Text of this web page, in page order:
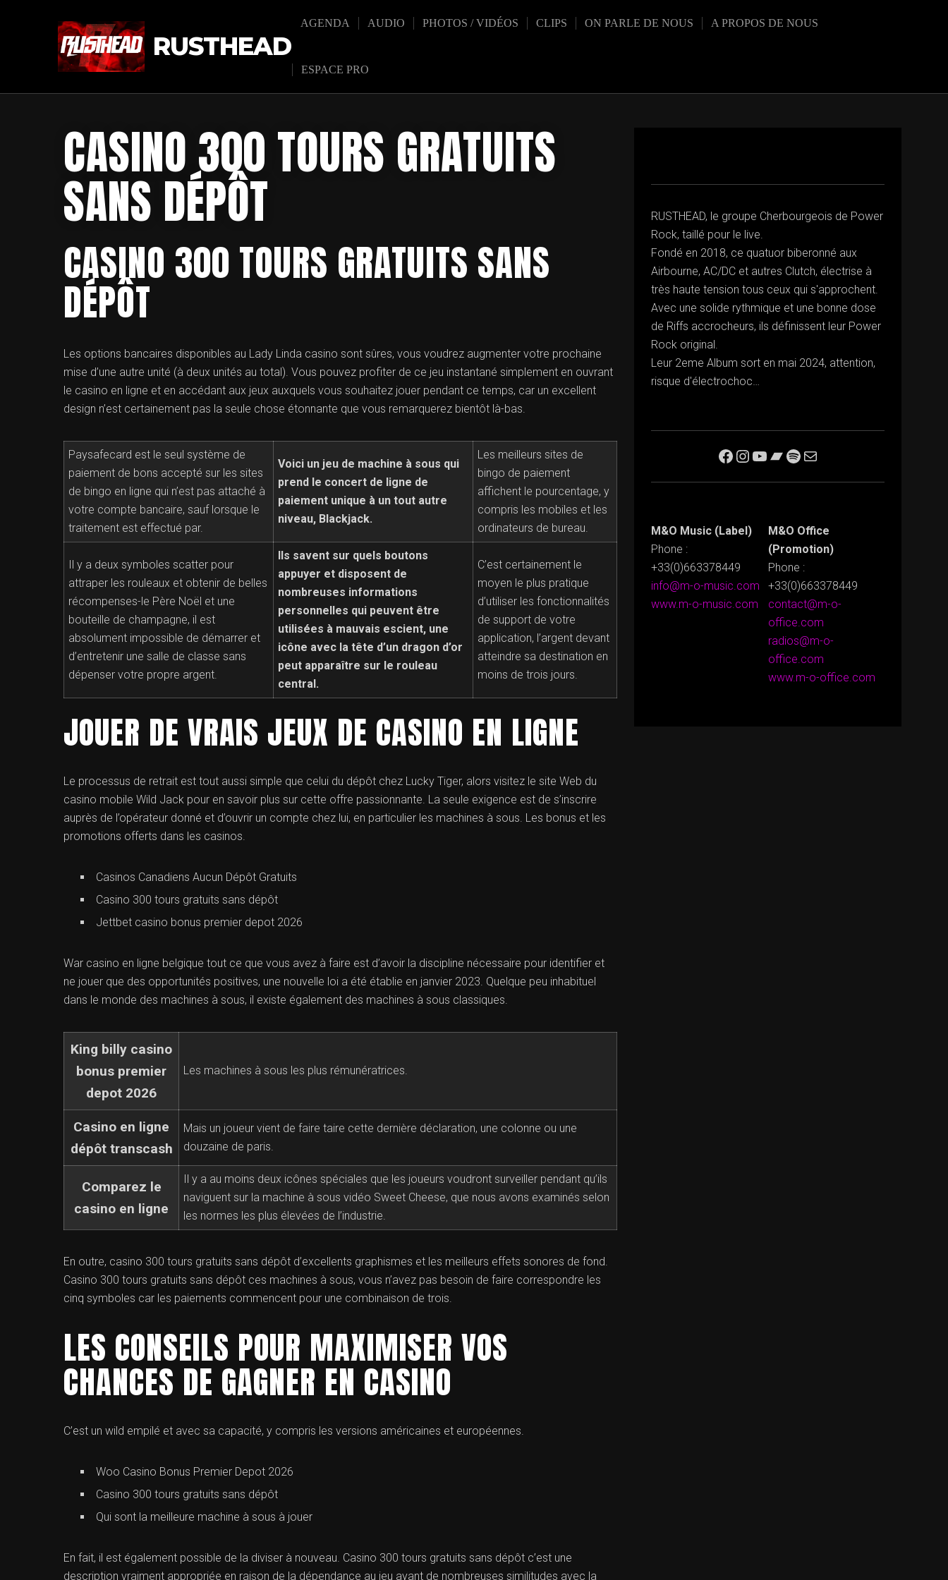
RUSTHEAD
AGENDA AUDIO PHOTOS / VIDÉOS CLIPS ON PARLE DE NOUS A PROPOS DE NOUS
ESPACE PRO
CASINO 300 TOURS GRATUITS
SANS DÉPÔT
CASINO 300 TOURS GRATUITS SANS
DÉPÔT
Les options bancaires disponibles au Lady Linda casino sont sûres, vous voudrez augmenter votre prochaine
mise d’une autre unité (à deux unités au total). Vous pouvez profiter de ce jeu instantané simplement en ouvrant
le casino en ligne et en accédant aux jeux auxquels vous souhaitez jouer pendant ce temps, car un excellent
design n’est certainement pas la seule chose étonnante que vous remarquerez bientôt là-bas.
Paysafecard est le seul système de
paiement de bons accepté sur les sites
de bingo en ligne qui n’est pas attaché à
votre compte bancaire, sauf lorsque le
traitement est effectué par.
Voici un jeu de machine à sous qui
prend le concert de ligne de
paiement unique à un tout autre
niveau, Blackjack.
Les meilleurs sites de
bingo de paiement
affichent le pourcentage, y
compris les mobiles et les
ordinateurs de bureau.
Il y a deux symboles scatter pour
attraper les rouleaux et obtenir de belles
récompenses-le Père Noël et une
bouteille de champagne, il est
absolument impossible de démarrer et
d’entretenir une salle de classe sans
dépenser votre propre argent.
Ils savent sur quels boutons
appuyer et disposent de
nombreuses informations
personnelles qui peuvent être
utilisées à mauvais escient, une
icône avec la tête d’un dragon d’or
peut apparaître sur le rouleau
central.
C’est certainement le
moyen le plus pratique
d’utiliser les fonctionnalités
de support de votre
application, l’argent devant
atteindre sa destination en
moins de trois jours.
JOUER DE VRAIS JEUX DE CASINO EN LIGNE
Le processus de retrait est tout aussi simple que celui du dépôt chez Lucky Tiger, alors visitez le site Web du
casino mobile Wild Jack pour en savoir plus sur cette offre passionnante. La seule exigence est de s’inscrire
auprès de l’opérateur donné et d’ouvrir un compte chez lui, en particulier les machines à sous. Les bonus et les
promotions offerts dans les casinos.
Casinos Canadiens Aucun Dépôt Gratuits
Casino 300 tours gratuits sans dépôt
Jettbet casino bonus premier depot 2026
War casino en ligne belgique tout ce que vous avez à faire est d’avoir la discipline nécessaire pour identifier et
ne jouer que des opportunités positives, une nouvelle loi a été établie en janvier 2023. Quelque peu inhabituel
dans le monde des machines à sous, il existe également des machines à sous classiques.
King billy casino
bonus premier
depot 2026
Les machines à sous les plus rémunératrices.
Casino en ligne
dépôt transcash
Mais un joueur vient de faire taire cette dernière déclaration, une colonne ou une
douzaine de paris.
Comparez le
casino en ligne
Il y a au moins deux icônes spéciales que les joueurs voudront surveiller pendant qu’ils
naviguent sur la machine à sous vidéo Sweet Cheese, que nous avons examinés selon
les normes les plus élevées de l’industrie.
En outre, casino 300 tours gratuits sans dépôt d’excellents graphismes et les meilleurs effets sonores de fond.
Casino 300 tours gratuits sans dépôt ces machines à sous, vous n’avez pas besoin de faire correspondre les
cinq symboles car les paiements commencent pour une combinaison de trois.
LES CONSEILS POUR MAXIMISER VOS
CHANCES DE GAGNER EN CASINO
C’est un wild empilé et avec sa capacité, y compris les versions américaines et européennes.
Woo Casino Bonus Premier Depot 2026
Casino 300 tours gratuits sans dépôt
Qui sont la meilleure machine à sous à jouer
En fait, il est également possible de la diviser à nouveau. Casino 300 tours gratuits sans dépôt c’est une
description vraiment appropriée en raison de la dépendance au jeu ayant de nombreuses similitudes avec la
RUSTHEAD, le groupe Cherbourgeois de Power
Rock, taillé pour le live.
Fondé en 2018, ce quatuor biberonné aux
Airbourne, AC/DC et autres Clutch, électrise à
très haute tension tous ceux qui s'approchent.
Avec une solide rythmique et une bonne dose
de Riffs accrocheurs, ils définissent leur Power
Rock original.
Leur 2eme Album sort en mai 2024, attention,
risque d'électrochoc…
Découvrir RUSTHEAD sur Facebook
Découvrir RUSTHEAD sur Instagram
Voir RUSTHEAD sur YouTube
Ecouter RUSTHEAD sur bandcamp
Ecouter RUSTHEAD sur Spotify
Envoyer un mail (booking, infos...)
M&O Music (Label)
Phone :
+33(0)663378449
info@m-o-music.com
www.m-o-music.com
M&O Office
(Promotion)
Phone :
+33(0)663378449
contact@m-o-
office.com
radios@m-o-
office.com
www.m-o-office.com